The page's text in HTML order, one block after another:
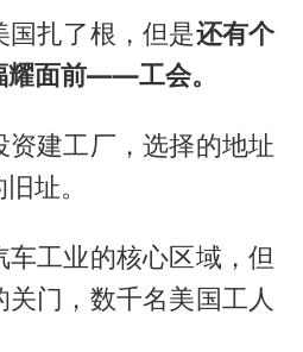
国扎了根，但是还有个
耀面前——工会。
建工厂，选择的地址
址。
工业的核心区域，但
门，数千名美国工人